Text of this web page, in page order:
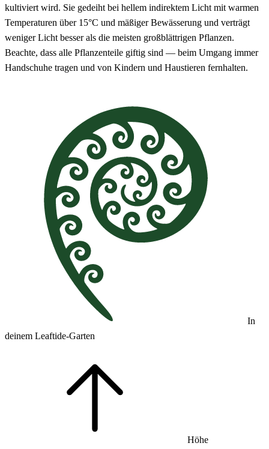
kultiviert wird. Sie gedeiht bei hellem indirektem Licht mit warmen
Temperaturen über 15°C und mäßiger Bewässerung und verträgt
weniger Licht besser als die meisten großblättrigen Pflanzen.
Beachte, dass alle Pflanzenteile giftig sind — beim Umgang immer
Handschuhe tragen und von Kindern und Haustieren fernhalten.
In
deinem Leaftide-Garten
Höhe